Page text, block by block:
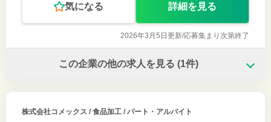
気になる 詳細を見る
2026年3月5日更新/応募集まり次第終了
この企業の他の求人を見る (1件)
株式会社コメックス / 食品加工 / パート・アルバイト